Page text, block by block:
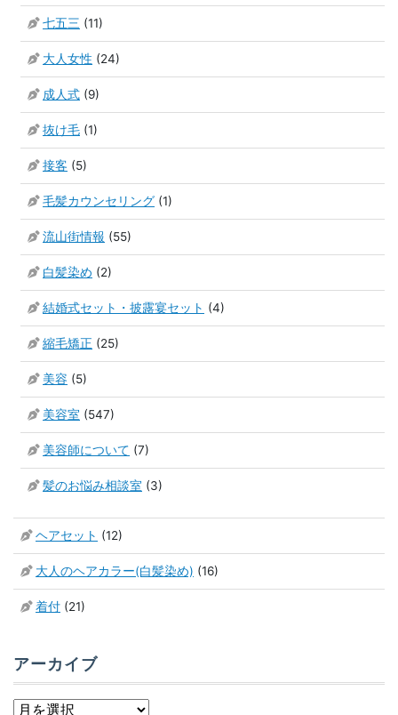
七五三 (11)
大人女性 (24)
成人式 (9)
抜け毛 (1)
接客 (5)
毛髪カウンセリング (1)
流山街情報 (55)
白髪染め (2)
結婚式セット・披露宴セット (4)
縮毛矯正 (25)
美容 (5)
美容室 (547)
美容師について (7)
髪のお悩み相談室 (3)
ヘアセット (12)
大人のヘアカラー(白髪染め) (16)
着付 (21)
アーカイブ
ア